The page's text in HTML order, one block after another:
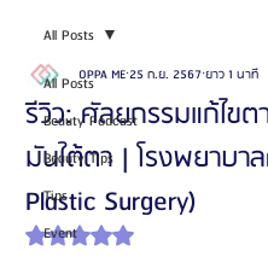
All Posts
Beauty Podcast
Beauty Tips
Tips
Event
All Posts
รีวิว: ศัลยกรรมแก้ไขต
มันใต้ตา | โรงพยาบ
Plastic Surgery)
OPPA ME25 ก.ย. 2567 ยาว 1 นาที
ได้รับ NaN เต็ม 5 ดาว